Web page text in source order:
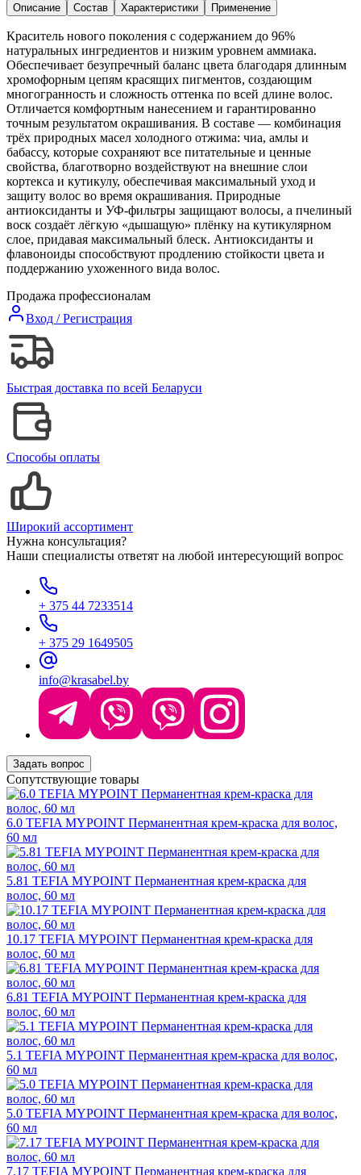
Описание
Состав Характеристики Применение
Краситель нового поколения с содержанием до 96%
натуральных ингредиентов и низким уровнем аммиака.
Обеспечивает безупречный баланс цвета благодаря длинным
хромофорным цепям красящих пигментов, создающим
многогранность и сложность оттенка по всей длине волос.
Отличается комфортным нанесением и гарантированно
точным результатом окрашивания. В составе — комбинация
трёх природных масел холодного отжима: чиа, амлы и
бабассу, которые сохраняют все питательные и ценные
свойства, благотворно воздействуют на внешние слои
кортекса и кутикулу, обеспечивая максимальный уход и
защиту волос во время окрашивания. Природные
антиоксиданты и УФ-фильтры защищают волосы, а пчелиный
воск создаёт лёгкую «дышащую» плёнку на кутикулярном
слое, придавая максимальный блеск. Антиоксиданты и
флавоноиды способствуют продлению стойкости цвета и
поддержанию ухоженного вида волос.
Продажа профессионалам
Вход / Регистрация
Быстрая доставка по всей Беларуси
Способы оплаты
Широкий ассортимент
Нужна консультация?
Наши специалисты ответят на любой интересующий вопрос
+ 375 44 7233514
+ 375 29 1649505
info@krasabel.by
Задать вопрос
Сопутствующие товары
6.0 TEFIA MYPOINT Перманентная крем-краска для волос,
60 мл
5.81 TEFIA MYPOINT Перманентная крем-краска для
волос, 60 мл
10.17 TEFIA MYPOINT Перманентная крем-краска для
волос, 60 мл
6.81 TEFIA MYPOINT Перманентная крем-краска для
волос, 60 мл
5.1 TEFIA MYPOINT Перманентная крем-краска для волос,
60 мл
5.0 TEFIA MYPOINT Перманентная крем-краска для волос,
60 мл
7.17 TEFIA MYPOINT Перманентная крем-краска для